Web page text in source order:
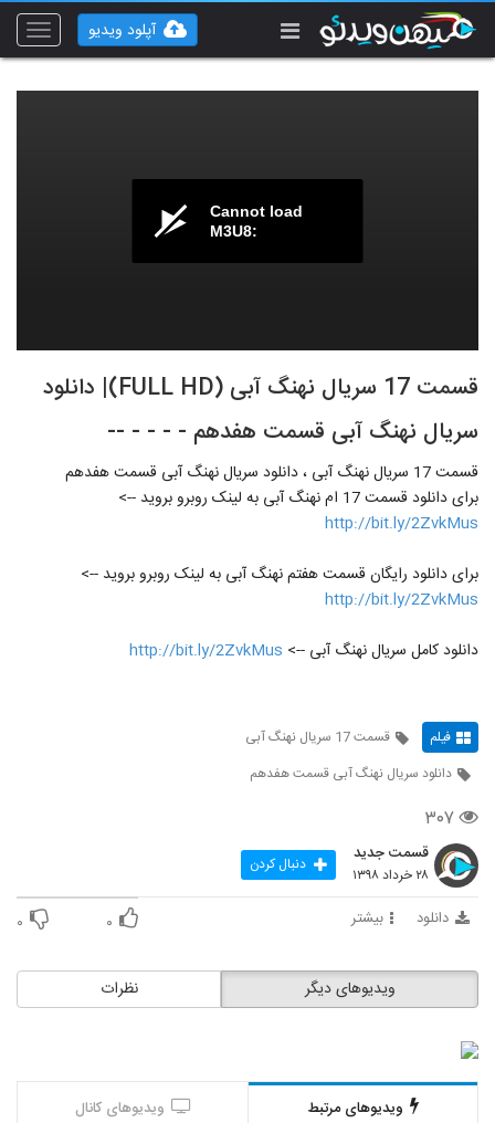
Toggle
آپلود ویدیو
Cannot load
M3U8:
قسمت 17 سریال نهنگ آبی (FULL HD)| دانلود
سریال نهنگ آبی قسمت هفدهم - - - - --
قسمت 17 سریال نهنگ آبی ، دانلود سریال نهنگ آبی قسمت هفدهم
برای دانلود قسمت 17 ام نهنگ آبی به لینک روبرو بروید -->
http://bit.ly/2ZvkMus
برای دانلود رایگان قسمت هفتم نهنگ آبی به لینک روبرو بروید -->
http://bit.ly/2ZvkMus
دانلود کامل سریال نهنگ آبی --> http://bit.ly/2ZvkMus
فیلم
قسمت 17 سریال نهنگ آبی
دانلود سریال نهنگ آبی قسمت هفدهم
۳۰۷
قسمت جدید
۲۸ خرداد ۱۳۹۸ دنبال کردن
دانلود بیشتر ۰ ۰
نظرات ویدیوهای دیگر
ویدیوهای مرتبط ویدیوهای کانال